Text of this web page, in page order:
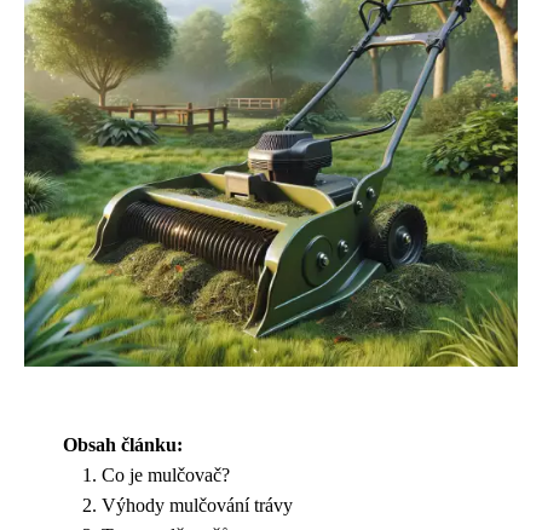
Obsah článku:
Co je mulčovač?
Výhody mulčování trávy